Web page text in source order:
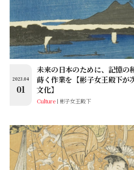
2023.04
01
未来の日本のために、記憶の
蒔く作業を【彬子女王殿下が
文化】
Culture 彬子女王殿下